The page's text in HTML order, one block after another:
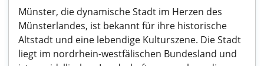
Münster, die dynamische Stadt im Herzen des
Münsterlandes, ist bekannt für ihre historische
Altstadt und eine lebendige Kulturszene. Die Stadt
liegt im nordrhein-westfälischen Bundesland und